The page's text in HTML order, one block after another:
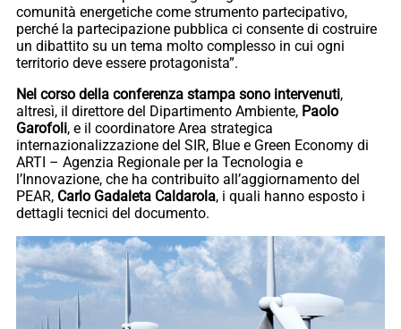
comunità energetiche come strumento partecipativo,
perché la partecipazione pubblica ci consente di costruire
un dibattito su un tema molto complesso in cui ogni
territorio deve essere protagonista”.
Nel corso della conferenza stampa sono intervenuti,
altresì, il direttore del Dipartimento Ambiente, Paolo
Garofoli, e il coordinatore Area strategica
internazionalizzazione del SIR, Blue e Green Economy di
ARTI – Agenzia Regionale per la Tecnologia e
l’Innovazione, che ha contribuito all’aggiornamento del
PEAR, Carlo Gadaleta Caldarola, i quali hanno esposto i
dettagli tecnici del documento.